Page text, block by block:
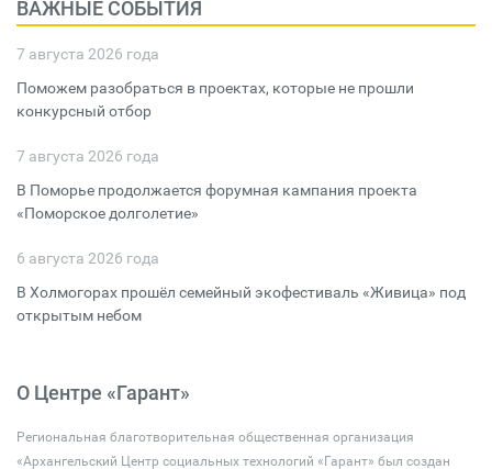
ВАЖНЫЕ СОБЫТИЯ
7 августа 2026 года
Поможем разобраться в проектах, которые не прошли
конкурсный отбор
7 августа 2026 года
В Поморье продолжается форумная кампания проекта
«Поморское долголетие»
6 августа 2026 года
В Холмогорах прошёл семейный экофестиваль «Живица» под
открытым небом
О Центре «Гарант»
Региональная благотворительная общественная организация
«Архангельский Центр социальных технологий «Гарант» был создан